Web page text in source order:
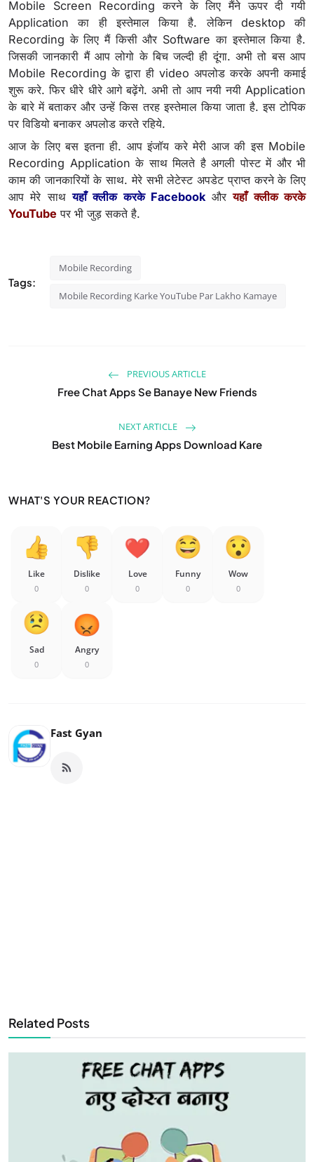
Mobile Screen Recording करने के लिए मैंने ऊपर दी गयी
Application का ही इस्तेमाल किया है. लेकिन desktop की
Recording के लिए मैं किसी और Software का इस्तेमाल किया है.
जिसकी जानकारी मैं आप लोगो के बिच जल्दी ही दूंगा. अभी तो बस आप
Mobile Recording के द्वारा ही video अपलोड करके अपनी कमाई
शुरू करे. फिर धीरे धीरे आगे बढ़ेंगे. अभी तो आप नयी नयी Application
के बारे में बताकर और उन्हें किस तरह इस्तेमाल किया जाता है. इस टोपिक
पर विडियो बनाकर अपलोड करते रहिये.
आज के लिए बस इतना ही. आप इंजॉय करे मेरी आज की इस Mobile
Recording Application के साथ मिलते है अगली पोस्ट में और भी
काम की जानकारियों के साथ. मेरे सभी लेटेस्ट अपडेट प्राप्त करने के लिए
आप मेरे साथयहाँ क्लीक करके Facebook औरयहाँ क्लीक करके
YouTube पर भी जुड़ सकते है.
Tags:
Mobile Recording
Mobile Recording Karke YouTube Par Lakho Kamaye
PREVIOUS ARTICLE
Free Chat Apps Se Banaye New Friends
NEXT ARTICLE
Best Mobile Earning Apps Download Kare
WHAT'S YOUR REACTION?
Like
0
Dislike
0
Love
0
Funny
0
Wow
0
Sad
0
Angry
0
Fast Gyan
Related Posts